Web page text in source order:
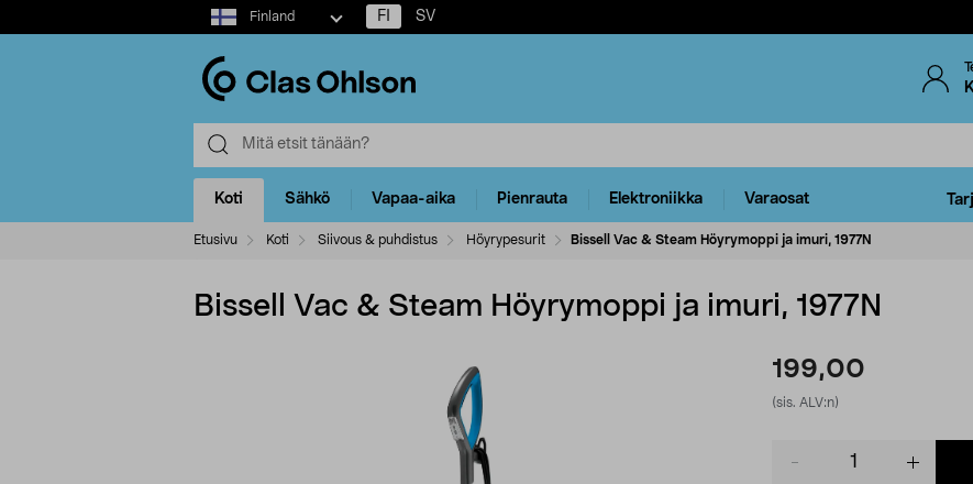
Select
market
Finland FI SV
Koti Sähkö Vapaa-aika Pienrauta Elektroniikka Varaosat
Etusivu Koti Siivous & puhdistus Höyrypesurit Bissell Vac & Steam Höyrymoppi ja imuri, 1977N
Bissell Vac & Steam Höyrymoppi ja imuri, 1977N
199,00
(sis. ALV:n)